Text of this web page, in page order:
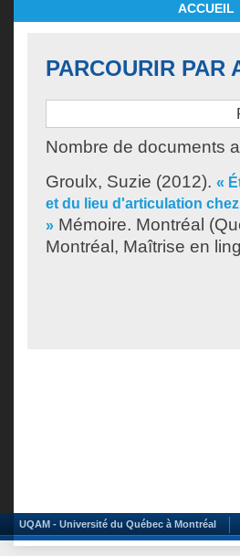
ACCUEIL
PARCOURIR PAR
Nombre de documents
Groulx, Suzie (2012). «
et du lieu d'articulation
» Mémoire. Montréal
Montréal, Maîtrise en
UQAM - Université du Québec à Montréal